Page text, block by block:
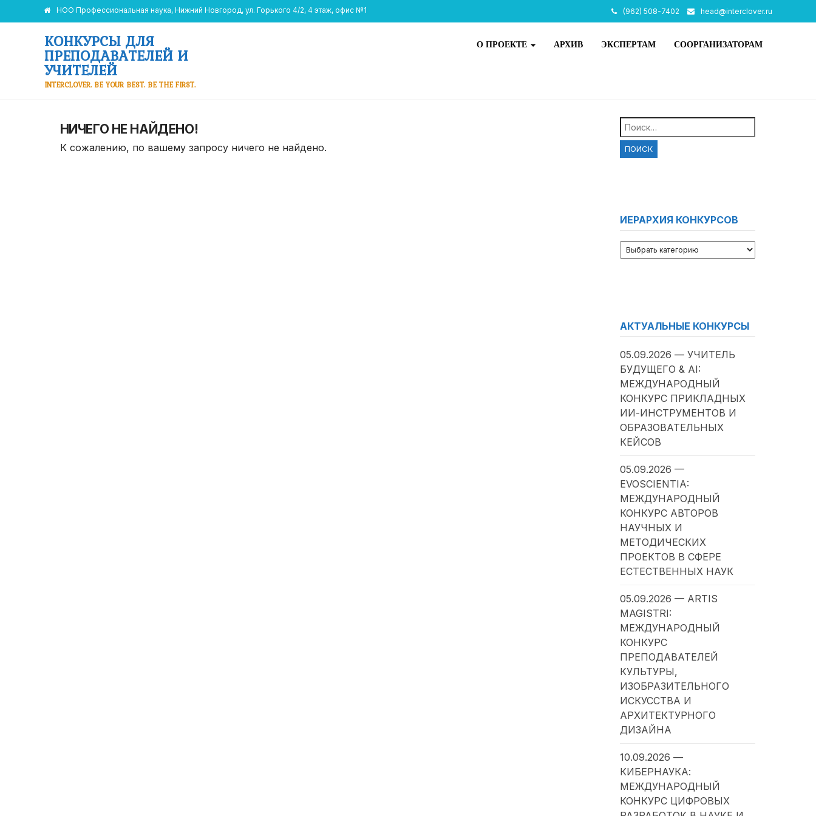
НОО Профессиональная наука, Нижний Новгород, ул. Горького 4/2, 4 этаж, офис №1 (962) 508-7402 head@interclover.ru
КОНКУРСЫ ДЛЯ
ПРЕПОДАВАТЕЛЕЙ И
УЧИТЕЛЕЙ
INTERCLOVER. BE YOUR BEST. BE THE FIRST.
О ПРОЕКТЕ АРХИВ ЭКСПЕРТАМ СООРГАНИЗАТОРАМ
НИЧЕГО НЕ НАЙДЕНО!
К сожалению, по вашему запросу ничего не найдено.
Найти:
ИЕРАРХИЯ КОНКУРСОВ
АКТУАЛЬНЫЕ КОНКУРСЫ
05.09.2026 — УЧИТЕЛЬ
БУДУЩЕГО & AI:
МЕЖДУНАРОДНЫЙ
КОНКУРС ПРИКЛАДНЫХ
ИИ-ИНСТРУМЕНТОВ И
ОБРАЗОВАТЕЛЬНЫХ
КЕЙСОВ
05.09.2026 —
EVOSCIENTIA:
МЕЖДУНАРОДНЫЙ
КОНКУРС АВТОРОВ
НАУЧНЫХ И
МЕТОДИЧЕСКИХ
ПРОЕКТОВ В СФЕРЕ
ЕСТЕСТВЕННЫХ НАУК
05.09.2026 — ARTIS
MAGISTRI:
МЕЖДУНАРОДНЫЙ
КОНКУРС
ПРЕПОДАВАТЕЛЕЙ
КУЛЬТУРЫ,
ИЗОБРАЗИТЕЛЬНОГО
ИСКУССТВА И
АРХИТЕКТУРНОГО
ДИЗАЙНА
10.09.2026 —
КИБЕРНАУКА:
МЕЖДУНАРОДНЫЙ
КОНКУРС ЦИФРОВЫХ